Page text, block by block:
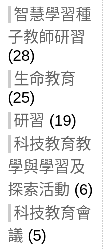
智慧學習種
子教師研習
(28)
生命教育
(25)
研習 (19)
科技教育教
學與學習及
探索活動 (6)
科技教育會
議 (5)